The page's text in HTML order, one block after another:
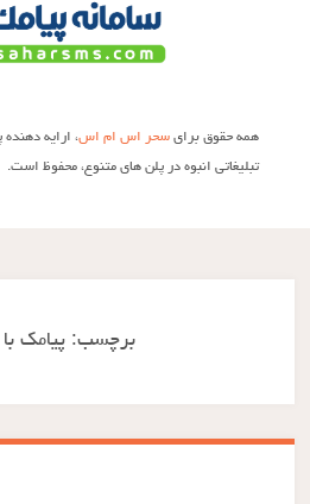
همه حقوق برایسحر اس ام اس
تبلیغاتی انبوه در پلن های متنوع، محفوظ است.
برچسب:پیامک با